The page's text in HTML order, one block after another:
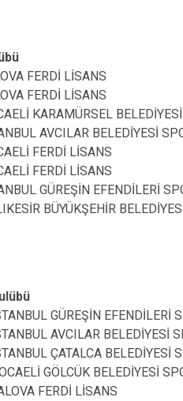
FERDİ LİSANS
FERDİ LİSANS
KARAMÜRSEL
AVCILAR BELEDİYESİ
FERDİ LİSANS
FERDİ LİSANS
GÜREŞİN EFENDİLERİ
BÜYÜKŞEHİR
GÜREŞİN EFENDİLERİ
AVCILAR BELEDİYESİ
ÇATALCA BELEDİYESİ
GÖLCÜK BELEDİYESİ
FERDİ LİSANS